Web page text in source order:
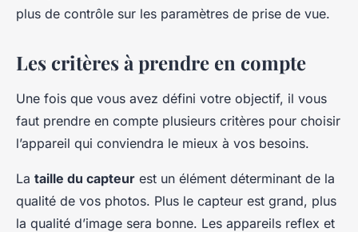
plus de contrôle sur les paramètres de prise de vue.
Les critères à prendre en compte
Une fois que vous avez défini votre objectif, il vous
faut prendre en compte plusieurs critères pour choisir
l’appareil qui conviendra le mieux à vos besoins.
La taille du capteur est un élément déterminant de la
qualité de vos photos. Plus le capteur est grand, plus
la qualité d’image sera bonne. Les appareils reflex et